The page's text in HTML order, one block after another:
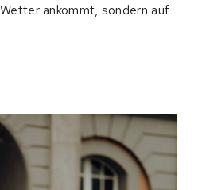
ankommt, sondern auf